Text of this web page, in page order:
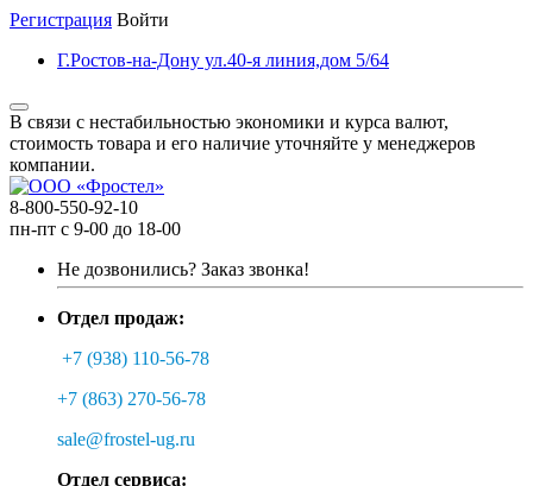
Регистрация Войти
Г.Ростов-на-Дону ул.40-я линия,дом 5/64
В связи с нестабильностью экономики и курса валют,
стоимость товара и его наличие уточняйте у менеджеров
компании.
8-800-550-92-10
пн-пт с 9-00 до 18-00
Не дозвонились? Заказ звонка!
Отдел продаж:
+7 (938) 110-56-78
+7 (863) 270-56-78
sale@frostel-ug.ru
Отдел сервиса: